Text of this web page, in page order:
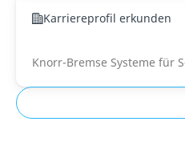
Karriereprofil erkunden
Knorr-Bremse Systeme für